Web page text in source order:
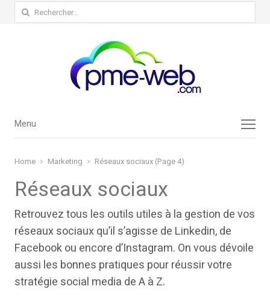
Rechercher :
Menu
Menu
Home Marketing Réseaux sociaux (Page 4)
Réseaux sociaux
Retrouvez tous les outils utiles à la gestion de vos
réseaux sociaux qu’il s’agisse de Linkedin, de
Facebook ou encore d’Instagram. On vous dévoile
aussi les bonnes pratiques pour réussir votre
stratégie social media de A à Z.